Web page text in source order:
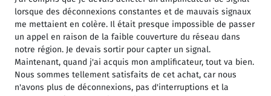
lorsque des déconnexions constantes et de mauvais signaux
me mettaient en colère. Il était presque impossible de passer
un appel en raison de la faible couverture du réseau dans
notre région. Je devais sortir pour capter un signal.
Maintenant, quand j'ai acquis mon amplificateur, tout va bien.
Nous sommes tellement satisfaits de cet achat, car nous
n'avons plus de déconnexions, pas d'interruptions et la